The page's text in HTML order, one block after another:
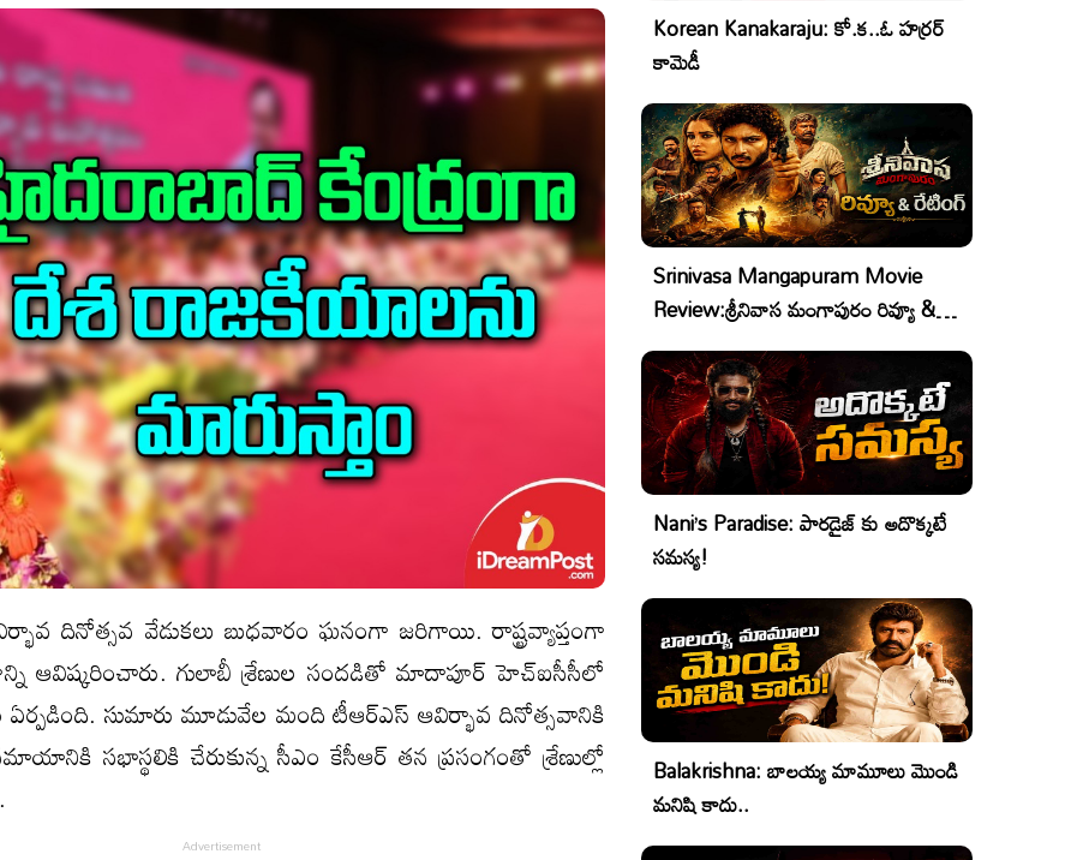
దినోత్సవ వేడుకలు బుధవారం ఘనంగా జరిగాయి. రాష్ట్రవ్యాప్తంగా
ఆవిష్కరించారు. గులాబీ శ్రేణుల సందడితో మాదాపూర్‌ హెచ్‌ఐసీసీలో
సుమారు మూడువేల మంది టీఆర్‌ఎస్‌ ఆవిర్భావ దినోత్సవానికి
సభాస్థలికి చేరుకున్న సీఎం కేసీఆర్‌ తన ప్రసంగంతో శ్రేణుల్లో
Korean Kanakaraju: కో.క..ఓ హర్రర్
కామెడీ
Srinivasa Mangapuram Movie
Review:శ్రీనివాస మంగాపురం రివ్యూ &
రేటింగ్
Nani’s Paradise: పారడైజ్ కు అదొక్కటే
సమస్య!
Balakrishna: బాలయ్య మామూలు మొండి
మనిషి కాదు..